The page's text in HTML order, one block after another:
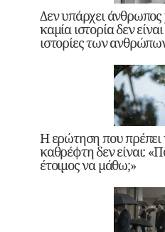
Δεν υπάρχει άνθρωπος
καμία ιστορία δεν
ιστορίες των
Η ερώτηση που πρέπει
καθρέφτη δεν είναι:
έτοιμος να μάθω;»